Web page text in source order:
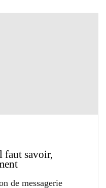
faut savoir,
de messagerie